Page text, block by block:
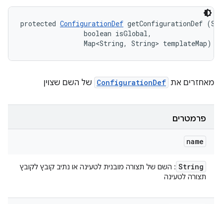
protected ConfigurationDef getConfigurationDef
                boolean isGlobal,
                Map<String, String> templateMap)
מאחזרים את ConfigurationDef של השם שצוין
פרמטרים
name
String : השם של תצורה מובנית לטעינה או נתיב קובץ לקובץ
תצורה לטעינה